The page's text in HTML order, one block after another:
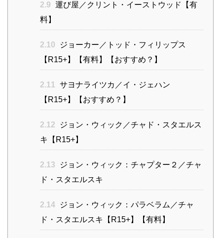
2.9 運び屋／クリント・イーストウッド【有
料】
2.10
ジョーカー／トッド・フィリップス
【R15+】【有料】【おすすめ？】
2.11 サヨナライツカ／イ・ジェハン
【R15+】【おすすめ？】
2.12
ジョン・ウィック／チャド・スタエルス
キ【R15+】
2.13
ジョン・ウィック：チャプター２／チャ
ド・スタエルスキ
2.14
ジョン・ウィック：パラベラム／チャ
ド・スタエルスキ【R15+】【有料】